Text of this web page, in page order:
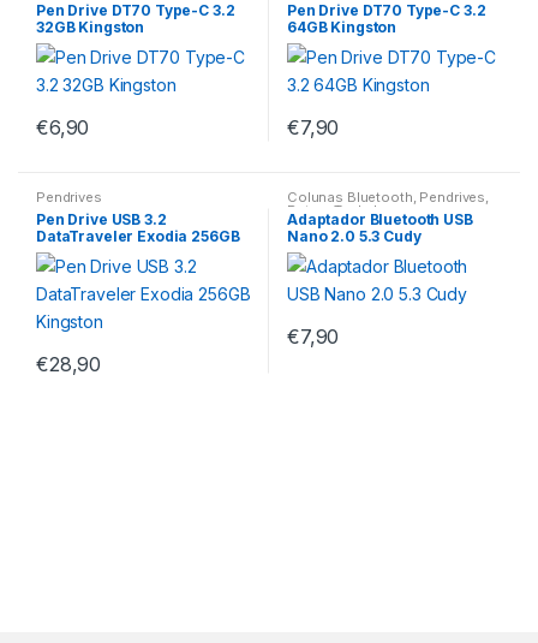
Pen Drive DT70 Type-C 3.2
32GB Kingston
€6,90
Pen Drive DT70 Type-C 3.2
64GB Kingston
€7,90
Pendrives
Pen Drive USB 3.2
DataTraveler Exodia 256GB
Kingston
€28,90
Colunas Bluetooth, Pendrives,
Ratos,Teclados
Adaptador Bluetooth USB
Nano 2.0 5.3 Cudy
€7,90